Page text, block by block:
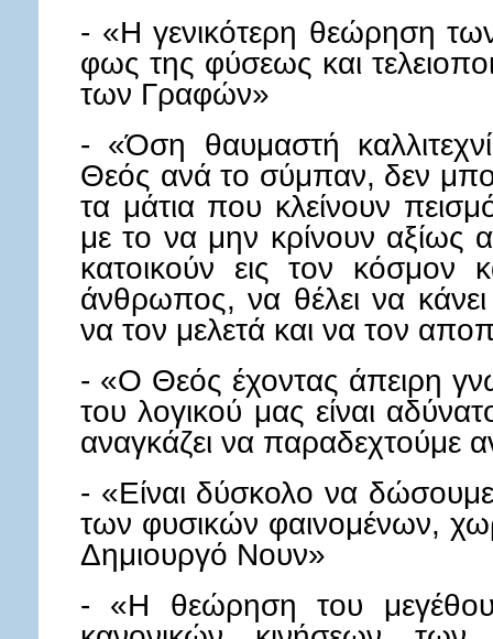
- «Η γενικότερη θεώρηση
φως της φύσεως και
των Γραφών»
- «Όση θαυμαστή
Θεός ανά το σύμπαν, δεν
τα μάτια που κλείνουν
με το να μην κρίνουν
κατοικούν εις τον κόσμον
άνθρωπος, να θέλει να κάνει
να τον μελετά και να τον
- «Ο Θεός έχοντας άπειρη
του λογικού μας είναι
αναγκάζει να παραδεχτούμε
- «Είναι δύσκολο να δώσουμε
των φυσικών φαινομένων,
Δημιουργό Νουν»
- «Η θεώρηση του